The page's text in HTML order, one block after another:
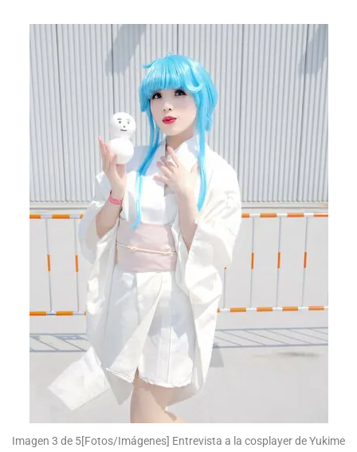
Imagen 3 de 5[Fotos/Imágenes] Entrevista a la cosplayer de Yukime